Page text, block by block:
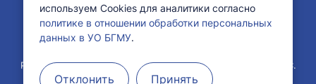
© Учреждение образования «Белорусский государственный
медицинский университет».
Рег. свидетельство №1760800571 от 29.04.2008 в ГРИРиИС.
используем Cookies для аналитики согласно
политике в отношении обработки персональных
данных в УО БГМУ.
Отклонить Принять